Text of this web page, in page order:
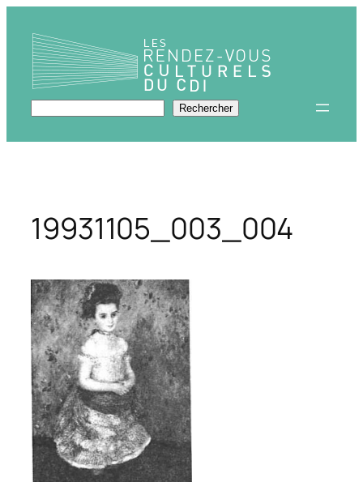
contenu
Rechercher Rechercher
19931105_003_004